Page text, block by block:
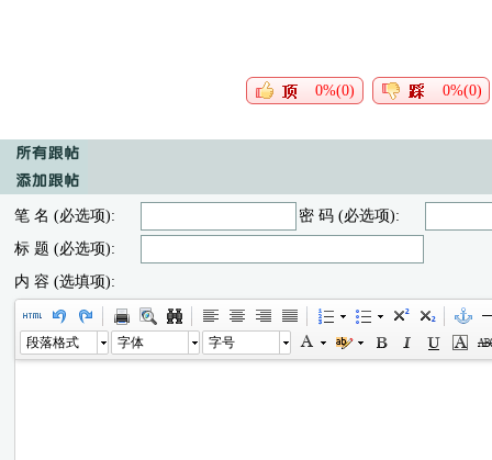
0%(0) 0%(0)
笔 名 (必选项):
密 码 (必选项):
标 题 (必选项):
内 容 (选填项):
段落格式 字体 字号